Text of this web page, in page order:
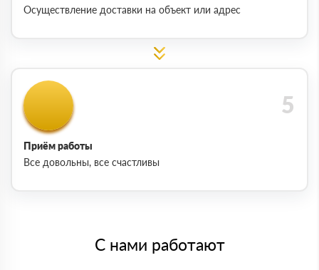
Осуществление доставки на объект или адрес
Приём работы
Все довольны, все счастливы
С нами работают